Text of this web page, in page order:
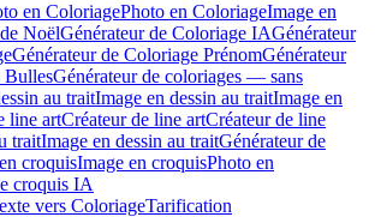
en ColoriagePhoto en ColoriageImage en
NoëlGénérateur de Coloriage IAGénérateur
Générateur de Coloriage PrénomGénérateur
BullesGénérateur de coloriages — sans
au traitImage en dessin au traitImage en
line artCréateur de line artCréateur de line
traitImage en dessin au traitGénérateur de
croquisImage en croquisPhoto en
croquis IA
vers ColoriageTarification